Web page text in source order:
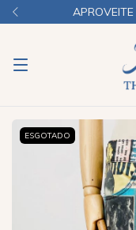
ESGOTADO